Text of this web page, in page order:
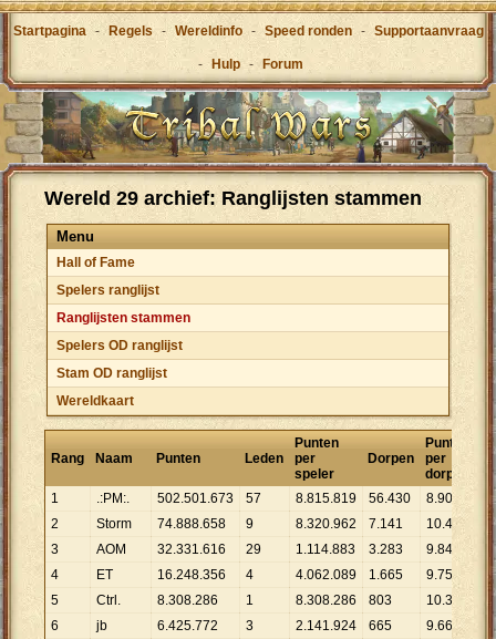
Startpagina - Regels - Wereldinfo - Speed ronden - Supportaanvraag
- Hulp - Forum
Wereld 29 archief: Ranglijsten stammen
Menu
Hall of Fame
Spelers ranglijst
Ranglijsten stammen
Spelers OD ranglijst
Stam OD ranglijst
Wereldkaart
Rang Naam Punten Leden
Punten
per
speler
Dorpen
Punten
per
dorp
1
.:PM:. 502.501.673 57 8.815.819 56.430 8.905
2
Storm 74.888.658 9 8.320.962 7.141 10.487
3
AOM 32.331.616 29 1.114.883 3.283 9.848
4
ET 16.248.356 4 4.062.089 1.665 9.759
5
Ctrl. 8.308.286 1 8.308.286 803 10.347
6
jb 6.425.772 3 2.141.924 665 9.663